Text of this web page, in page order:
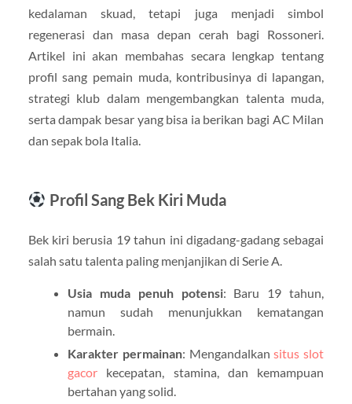
kedalaman skuad, tetapi juga menjadi simbol
regenerasi dan masa depan cerah bagi Rossoneri.
Artikel ini akan membahas secara lengkap tentang
profil sang pemain muda, kontribusinya di lapangan,
strategi klub dalam mengembangkan talenta muda,
serta dampak besar yang bisa ia berikan bagi AC Milan
dan sepak bola Italia.
Profil Sang Bek Kiri Muda
Bek kiri berusia 19 tahun ini digadang-gadang sebagai
salah satu talenta paling menjanjikan di Serie A.
Usia muda penuh potensi: Baru 19 tahun,
namun sudah menunjukkan kematangan
bermain.
Karakter permainan: Mengandalkansitus slot
gacorkecepatan, stamina, dan kemampuan
bertahan yang solid.